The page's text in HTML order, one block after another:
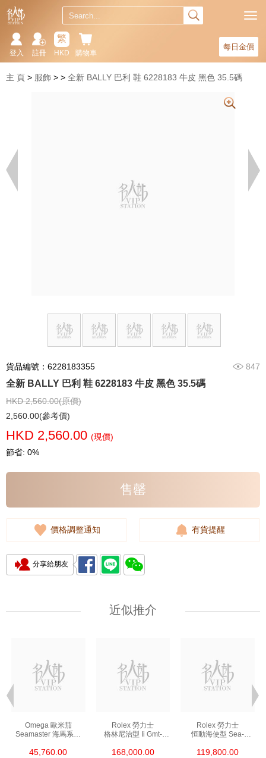
每日金價
購物車
繁
HKD
註冊
登入
主 頁 服飾 全新 BALLY 巴利 鞋 6228183 牛皮 黑色 35.5碼
貨品編號：6228183355 847
全新 BALLY 巴利 鞋 6228183 牛皮 黑色 35.5碼
HKD 2,560.00(原價)
2,560.00(參考價)
HKD 2,560.00 (現價)
節省: 0%
售罄
價格調整通知 有貨提醒
分享給朋友
近似推介
Omega 歐米茄
Seamaster 海馬系列
精鋼 Nekton Edition
45,760.00
Rolex 勞力士
格林尼治型 Ii Gmt-
0002 18kt玫瑰金/鋼
168,000.00
Rolex 勞力士
恒動海使型 Sea-
精鋼 單紅
119,800.00